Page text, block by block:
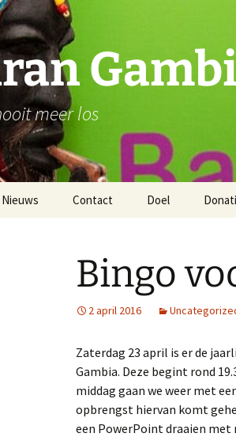
meer los
Nieuws Contact Doel
Bingo
2 april 2016
Zaterdag 23 april is er de
Gambia. Deze begint rond
middag gaan we weer met
opbrengst hiervan komt
een PowerPoint draaien met